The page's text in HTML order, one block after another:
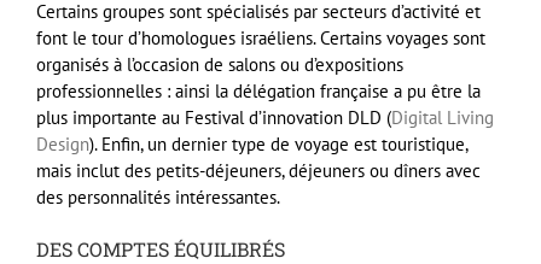
Certains groupes sont spécialisés par secteurs d’activité et
font le tour d’homologues israéliens. Certains voyages sont
organisés à l’occasion de salons ou d’expositions
professionnelles : ainsi la délégation française a pu être la
plus importante au Festival d’innovation DLD (Digital Living
Design). Enfin, un dernier type de voyage est touristique,
mais inclut des petits-déjeuners, déjeuners ou dîners avec
des personnalités intéressantes.
DES COMPTES ÉQUILIBRÉS